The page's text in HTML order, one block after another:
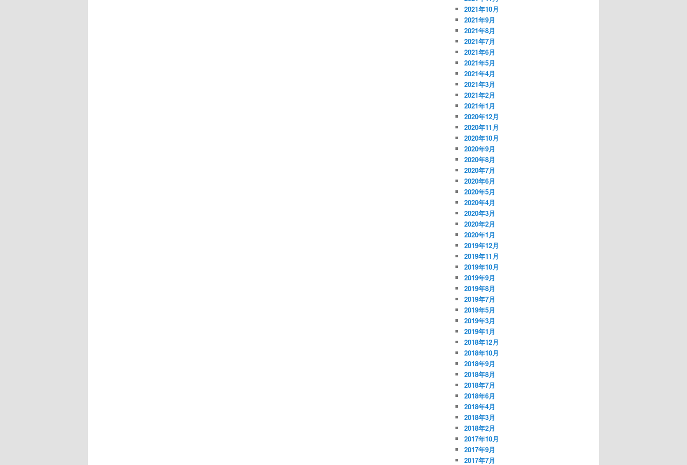
2021年10月
2021年9月
2021年8月
2021年7月
2021年6月
2021年5月
2021年4月
2021年3月
2021年2月
2021年1月
2020年12月
2020年11月
2020年10月
2020年9月
2020年8月
2020年7月
2020年6月
2020年5月
2020年4月
2020年3月
2020年2月
2020年1月
2019年12月
2019年11月
2019年10月
2019年9月
2019年8月
2019年7月
2019年5月
2019年3月
2019年1月
2018年12月
2018年10月
2018年9月
2018年8月
2018年7月
2018年6月
2018年4月
2018年3月
2018年2月
2017年10月
2017年9月
2017年7月